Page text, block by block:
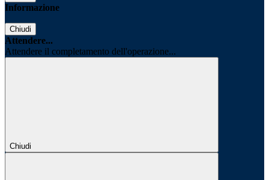
Informazione
Chiudi
Attendere...
Attendere il completamento dell'operazione...
Chiudi